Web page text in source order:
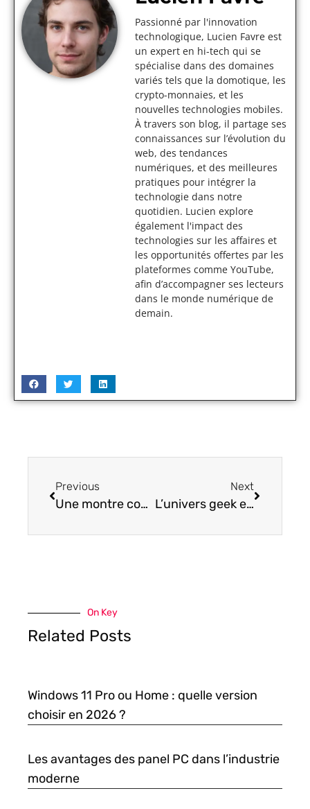
Passionné par l'innovation
technologique, Lucien Favre est
un expert en hi-tech qui se
spécialise dans des domaines
variés tels que la domotique, les
crypto-monnaies, et les
nouvelles technologies mobiles.
À travers son blog, il partage ses
connaissances sur l’évolution du
web, des tendances
numériques, et des meilleures
pratiques pour intégrer la
technologie dans notre
quotidien. Lucien explore
également l'impact des
technologies sur les affaires et
les opportunités offertes par les
plateformes comme YouTube,
afin d’accompagner ses lecteurs
dans le monde numérique de
demain.
Previous
Une montre connectée enfant pour un quotidien ludique et sécurisé
Next
L’univers geek en 2024 : innovations tech qui vont révolutionner votre quotidien
On Key
Related Posts
Windows 11 Pro ou Home : quelle version
choisir en 2026 ?
Les avantages des panel PC dans l’industrie
moderne